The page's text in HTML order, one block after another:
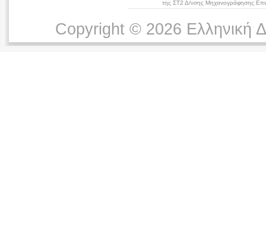
της ΣΤ2 Δ/νσης Μηχανογράφησης
Copyright © 2026 Ελληνική